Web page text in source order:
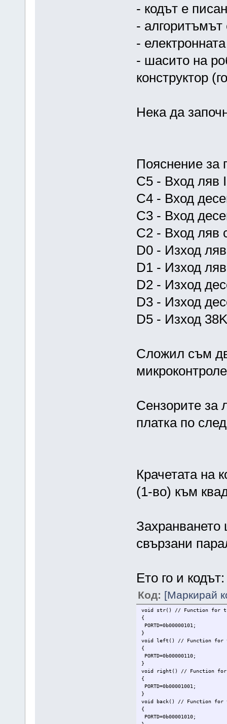
- кодът е
-
-
- шасито на
конструктор
Нека да
Пояснение за
C5 - Вход ляв
C4 - Вход
C3 - Вход
C2 - Вход ляв
D0 - Изход
D1 - Изход
D2 - Изход
D3 - Изход
D5 - Изход
Сложил съм
Сензорите за
платка по
Крачетата на
(1-во) към
Захранването
свързани
Ето го и кодът:
Код: [Маркирай
void str() // Function for
{
PORTD=0b00000101;
}
void left() // Function for
{
PORTD=0b00000110;
}
void right() // Function for
{
PORTD=0b00001001;
}
void back() // Function for
{
PORTD=0b00001010;